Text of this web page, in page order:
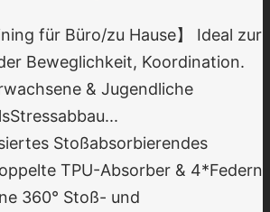
für Büro/zu Hause】 Ideal zur
Beweglichkeit, Koordination.
& Jugendliche
Stoßabsorbierendes
TPU-Absorber & 4*Federn
360° Stoß- und